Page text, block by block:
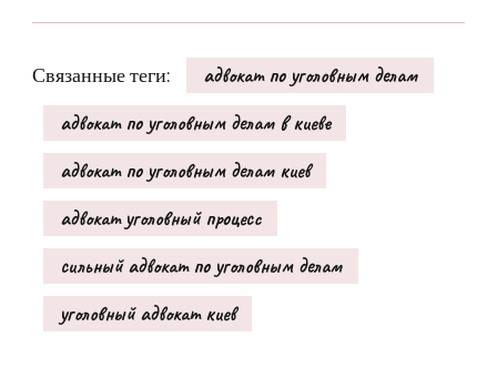
Связанные теги:
адвокат по уголовным делам
адвокат по уголовным делам в киеве
адвокат по уголовным делам киев
адвокат уголовный процесс
сильный адвокат по уголовным делам
уголовный адвокат киев